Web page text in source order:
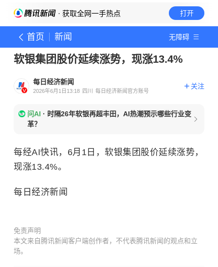
· 获取全网一手热点 打开
首页 新闻 无障碍
软银集团股价延续涨势，现涨13.4%
每日经济新闻
2026年6月1日13:18 四川 每日经济新闻官方账号
关注
问AI · 时隔26年软银再超丰田，AI热潮预示哪些行业变
革？
每经AI快讯，6月1日，软银集团股价延续涨势，
现涨13.4%。
每日经济新闻
免责声明
本文来自腾讯新闻客户端创作者，不代表腾讯新闻的观点和立
场。